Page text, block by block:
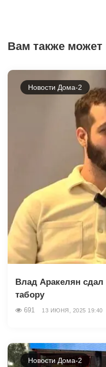
Вам также может
Новости Дома-2
Влад Аракелян сдал
табору
691 13 ИЮНЯ, 2025 19:40
Новости Дома-2